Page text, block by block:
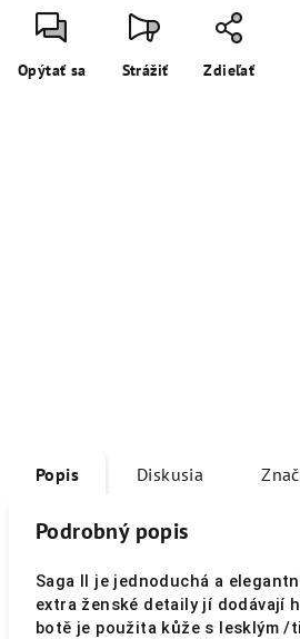
Opýtať sa Strážiť Zdieľať
Popis Diskusia
Podrobný popis
Saga II je jednoduchá a
extra ženské detaily jí dodávají
botě je použita kůže s lesklým /